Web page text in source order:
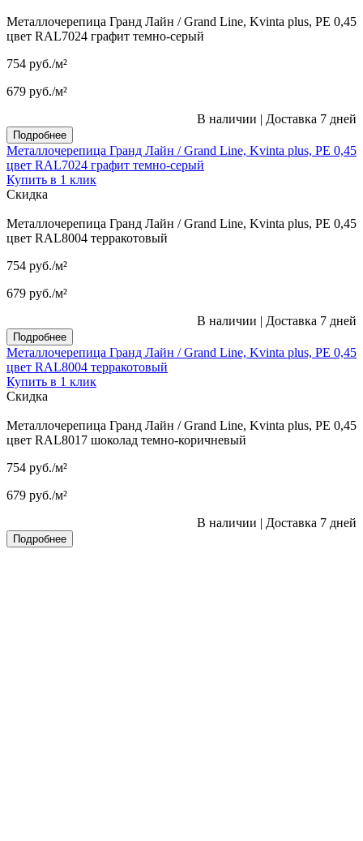
Металлочерепица Гранд Лайн / Grand Line, Kvinta plus, PE 0,45
цвет RAL7024 графит темно-серый
754 руб./м²
679 руб./м²
В наличии | Доставка 7 дней
Подробнее
Металлочерепица Гранд Лайн / Grand Line, Kvinta plus, PE 0,45
цвет RAL7024 графит темно-серый
Купить в 1 клик
Скидка
Металлочерепица Гранд Лайн / Grand Line, Kvinta plus, PE 0,45
цвет RAL8004 терракотовый
754 руб./м²
679 руб./м²
В наличии | Доставка 7 дней
Подробнее
Металлочерепица Гранд Лайн / Grand Line, Kvinta plus, PE 0,45
цвет RAL8004 терракотовый
Купить в 1 клик
Скидка
Металлочерепица Гранд Лайн / Grand Line, Kvinta plus, PE 0,45
цвет RAL8017 шоколад темно-коричневый
754 руб./м²
679 руб./м²
В наличии | Доставка 7 дней
Подробнее